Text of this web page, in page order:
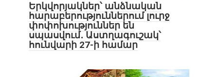
Երկվորյակներ՝ անձնական
հարաբերություններում լուրջ
փոփոխություններ են
սպասվում․ Աստղագուշակ՝
հունվարի 27-ի համար